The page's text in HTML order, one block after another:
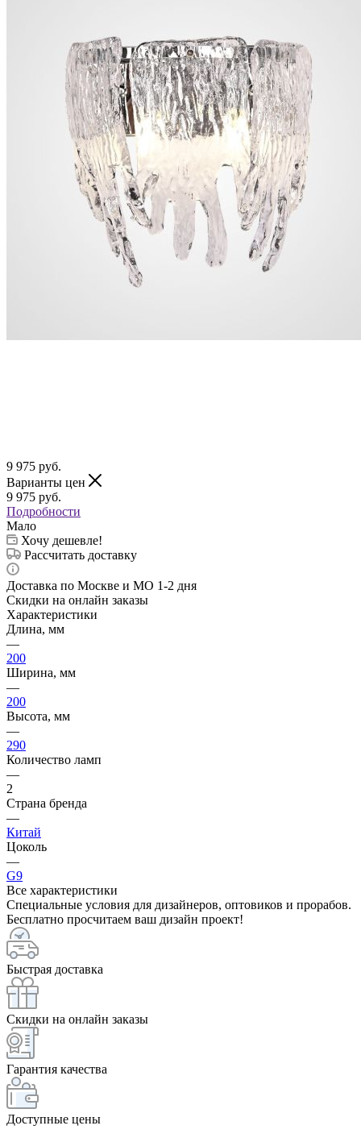
9 975 руб.
Варианты цен
9 975 руб.
Подробности
Мало
Хочу дешевле!
Рассчитать доставку
Доставка по Москве и МО 1-2 дня
Скидки на онлайн заказы
Характеристики
Длина, мм
—
200
Ширина, мм
—
200
Высота, мм
—
290
Количество ламп
—
2
Страна бренда
—
Китай
Цоколь
—
G9
Все характеристики
Специальные условия для дизайнеров, оптовиков и прорабов.
Бесплатно просчитаем ваш дизайн проект!
Быстрая доставка
Скидки на онлайн заказы
Гарантия качества
Доступные цены